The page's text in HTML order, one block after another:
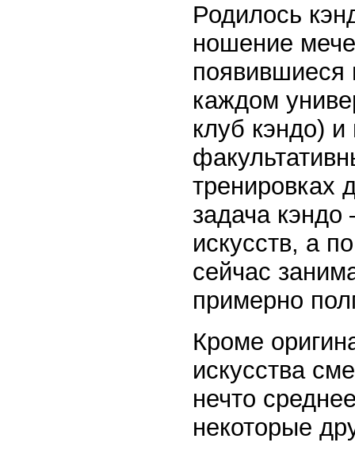
Родилось
ношение
появившиеся
каждом
клуб кэндо)
задача
искусств, а
сейчас
примерно
Кроме
искусства
нечто
некоторые